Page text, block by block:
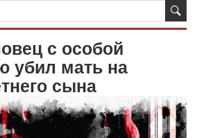
с особой
убил мать на
сына